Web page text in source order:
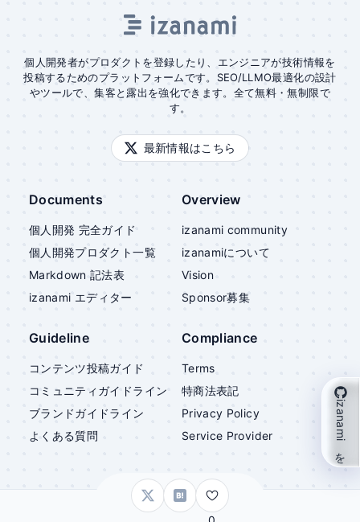
個人開発者がプロダクトを登録したり、エンジニアが技術情報を
投稿するためのプラットフォームです。SEO/LLMO最適化の設計
やツールで、集客と露出を強化できます。全て無料・無制限で
す。
最新情報はこちら
Documents
個人開発 完全ガイド
個人開発プロダクト一覧
Markdown 記法表
izanami エディター
Overview
izanami community
izanamiについて
Vision
Sponsor募集
Guideline
コンテンツ投稿ガイド
コミュニティガイドライン
ブランドガイドライン
よくある質問
Compliance
Terms
特商法表記
Privacy Policy
Service Provider
izanami
izanami を支援